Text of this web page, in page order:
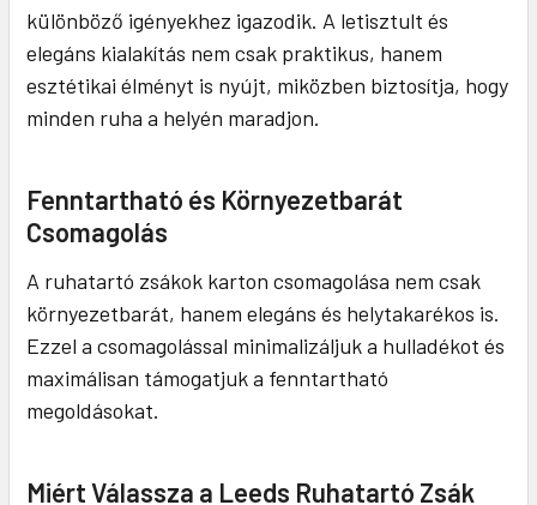
különböző igényekhez igazodik. A letisztult és
elegáns kialakítás nem csak praktikus, hanem
esztétikai élményt is nyújt, miközben biztosítja, hogy
minden ruha a helyén maradjon.
Fenntartható és Környezetbarát
Csomagolás
A ruhatartó zsákok karton csomagolása nem csak
környezetbarát, hanem elegáns és helytakarékos is.
Ezzel a csomagolással minimalizáljuk a hulladékot és
maximálisan támogatjuk a fenntartható
megoldásokat.
Miért Válassza a Leeds Ruhatartó Zsák